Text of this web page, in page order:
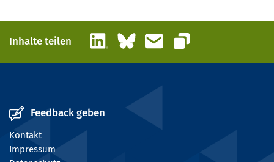
Inhalte teilen LinkedInBlueskyE-Mail
Link kopieren
Feedback geben
Kontakt
Impressum